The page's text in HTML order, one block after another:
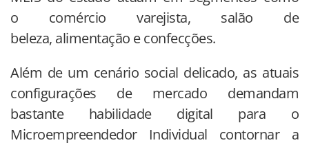
o comércio varejista, salão de
beleza, alimentação e confecções.
Além de um cenário social delicado, as atuais
configurações de mercado demandam
bastante habilidade digital para o
Microempreendedor Individual contornar a